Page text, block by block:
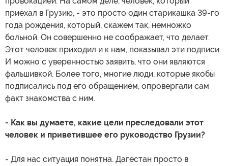
приехал в Грузию, - это просто один старикашка 39-го
года рождения, который, скажем так, немножко
больной. Он совершенно не соображает, что делает.
Этот человек приходил и к нам, показывал эти подписи.
И можно с уверенностью заявить, что они являются
фальшивкой. Более того, многие люди, которые якобы
подписались под его обращением, опровергали сам
факт знакомства с ним.
- Как вы думаете, какие цели преследовали этот
человек и приветившее его руководство Грузии?
- Для нас ситуация понятна. Дагестан просто в